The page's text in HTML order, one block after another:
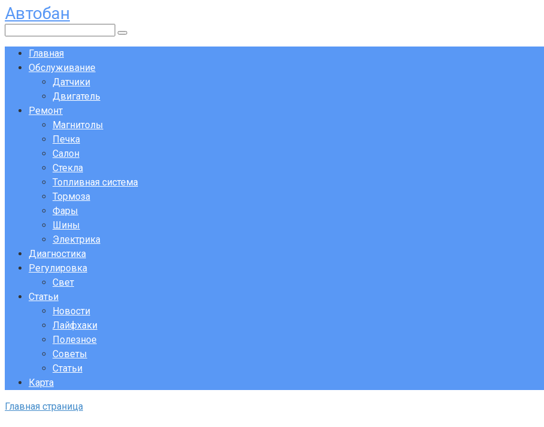
Перейти
к
контенту
Автобан
Главная
Обслуживание
Датчики
Двигатель
Ремонт
Магнитолы
Печка
Салон
Стекла
Топливная система
Тормоза
Фары
Шины
Электрика
Диагностика
Регулировка
Свет
Статьи
Новости
Лайфхаки
Полезное
Советы
Статьи
Карта
Главная страница